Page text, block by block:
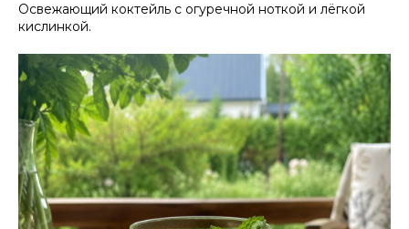
Освежающий коктейль с огуречной ноткой и лёгкой
кислинкой.